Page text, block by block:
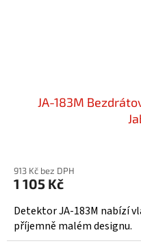
JA-183M
913 Kč bez DPH
1 105 Kč
Detektor JA-183M nabízí
příjemně malém designu.